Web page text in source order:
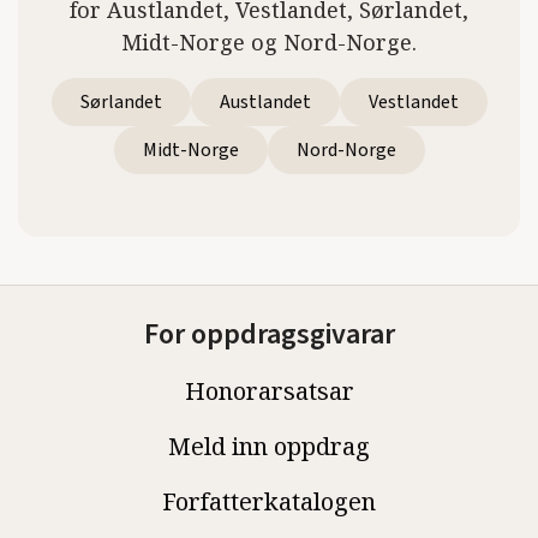
for Austlandet, Vestlandet, Sørlandet,
Midt-Norge og Nord-Norge.
Sørlandet Austlandet
Vestlandet
Midt-Norge
Nord-Norge
For oppdragsgivarar
Honorarsatsar
Meld inn oppdrag
Forfatterkatalogen